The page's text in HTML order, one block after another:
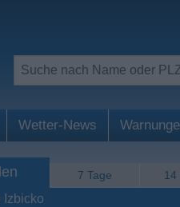
Wetter-News
7 Tage 14
Izbicko